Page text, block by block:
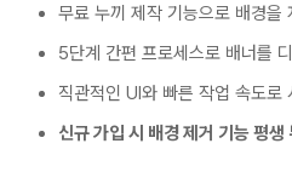
무료 누끼 제작 기능으로 배경을
5단계 간편 프로세스로 배너를
직관적인 UI와 빠른 작업 속도로
신규 가입 시 배경 제거 기능 평